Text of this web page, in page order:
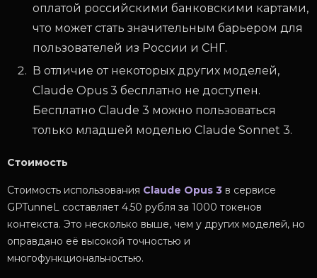
оплатой российскими банковскими картами,
что может стать значительным барьером для
пользователей из России и СНГ.
В отличие от некоторых других моделей,
Claude Opus 3 бесплатно не доступен.
Бесплатно Claude 3 можно пользоваться
только младшей моделью Claude Sonnet 3.
Стоимость
Стоимость использования Claude Opus 3 в сервисе
GPTunneL составляет 4.50 рубля за 1000 токенов
контекста. Это несколько выше, чем у других моделей, но
оправдано её высокой точностью и
многофункциональностью.